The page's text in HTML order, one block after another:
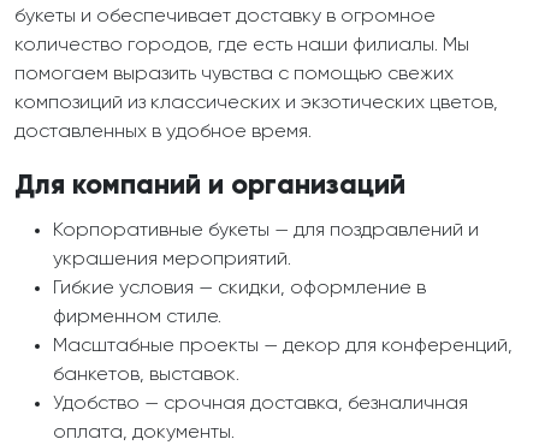
букеты и обеспечивает доставку в огромное
количество городов, где есть наши филиалы. Мы
помогаем выразить чувства с помощью свежих
композиций из классических и экзотических цветов,
доставленных в удобное время.
Для компаний и организаций
Корпоративные букеты — для поздравлений и
украшения мероприятий.
Гибкие условия — скидки, оформление в
фирменном стиле.
Масштабные проекты — декор для конференций,
банкетов, выставок.
Удобство — срочная доставка, безналичная
оплата, документы.